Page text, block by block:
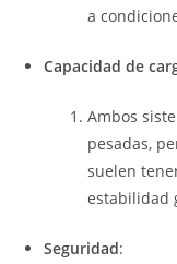
a
Capacidad de
Ambos
pesadas,
suelen
estabilidad
Seguridad: